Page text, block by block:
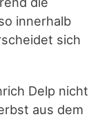
innerhalb
sich
Delp nicht
aus dem